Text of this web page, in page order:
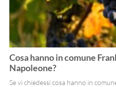
Cosa hanno in comune
Napoleone?
Se vi chiedessi cosa hanno in